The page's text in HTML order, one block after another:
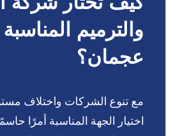
والترميم
عجمان؟
مع تنوع الشركات واختلاف
اختيار الجهة المناسبة أمرًا